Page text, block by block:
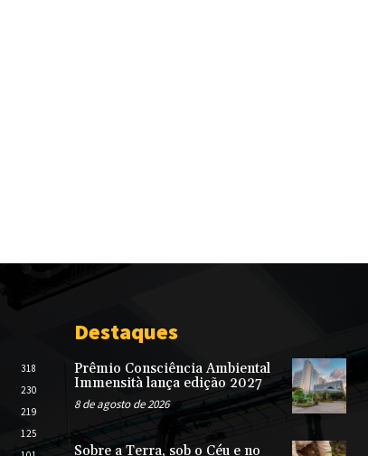
318
230
219
125
Destaques
Prêmio Consciência Ambiental
Immensità lança edição 2027
8 de agosto de 2026
Sobre a Terra, sob o Céu e no